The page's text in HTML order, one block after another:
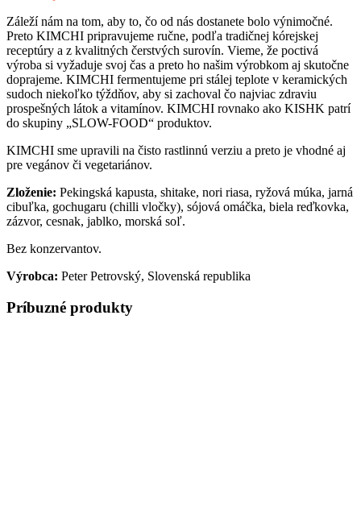
Záleží nám na tom, aby to, čo od nás dostanete bolo výnimočné.
Preto KIMCHI pripravujeme ručne, podľa tradičnej kórejskej
receptúry a z kvalitných čerstvých surovín. Vieme, že poctivá
výroba si vyžaduje svoj čas a preto ho našim výrobkom aj skutočne
doprajeme. KIMCHI fermentujeme pri stálej teplote v keramických
sudoch niekoľko týždňov, aby si zachoval čo najviac zdraviu
prospešných látok a vitamínov. KIMCHI rovnako ako KISHK patrí
do skupiny „SLOW-FOOD“ produktov.
KIMCHI sme upravili na čisto rastlinnú verziu a preto je vhodné aj
pre vegánov či vegetariánov.
Zloženie: Pekingská kapusta, shitake, nori riasa, ryžová múka, jarná
cibuľka, gochugaru (chilli vločky), sójová omáčka, biela reďkovka,
zázvor, cesnak, jablko, morská soľ.
Bez konzervantov.
Výrobca: Peter Petrovský, Slovenská republika
Príbuzné produkty